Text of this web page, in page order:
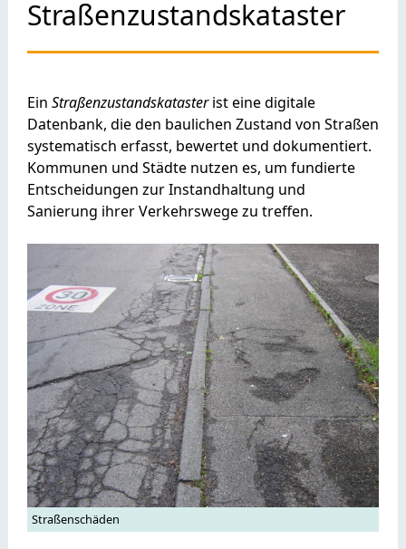
Straßenzustandskataster
Ein Straßenzustandskatasterist eine digitale
Datenbank, die den baulichen Zustand von Straßen
systematisch erfasst, bewertet und dokumentiert.
Kommunen und Städte nutzen es, um fundierte
Entscheidungen zur Instandhaltung und
Sanierung ihrer Verkehrswege zu treffen.
Straßenschäden